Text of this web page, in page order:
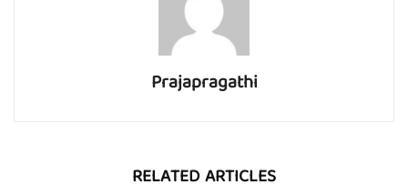
Prajapragathi
RELATED ARTICLES